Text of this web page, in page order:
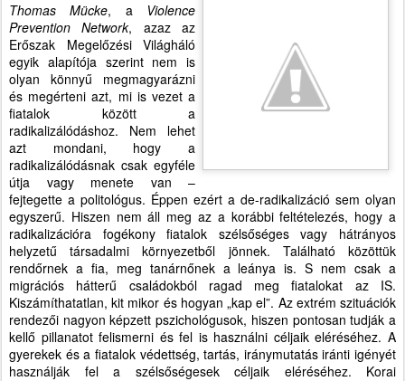
Thomas Mücke, a Violence
Prevention Network, azaz az
Erőszak Megelőzési Világháló
egyik alapítója szerint nem is
olyan könnyű megmagyarázni
és megérteni azt, mi is vezet a
fiatalok között a
radikalizálódáshoz. Nem lehet
azt mondani, hogy a
radikalizálódásnak csak egyféle
útja vagy menete van –
fejtegette a politológus. Éppen ezért a de-radikalizáció sem olyan
egyszerű. Hiszen nem áll meg az a korábbi feltételezés, hogy a
radikalizációra fogékony fiatalok szélsőséges vagy hátrányos
helyzetű társadalmi környezetből jönnek. Található közöttük
rendőrnek a fia, meg tanárnőnek a leánya is. S nem csak a
migrációs hátterű családokból ragad meg fiatalokat az IS.
Kiszámíthatatlan, kit mikor és hogyan „kap el”. Az extrém szituációk
rendezői nagyon képzett pszichológusok, hiszen pontosan tudják a
kellő pillanatot felismerni és fel is használni céljaik eléréséhez. A
gyerekek és a fiatalok védettség, tartás, iránymutatás iránti igényét
használják fel a szélsőségesek céljaik eléréséhez. Korai